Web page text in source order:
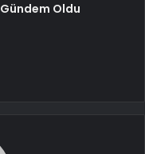
Oldu